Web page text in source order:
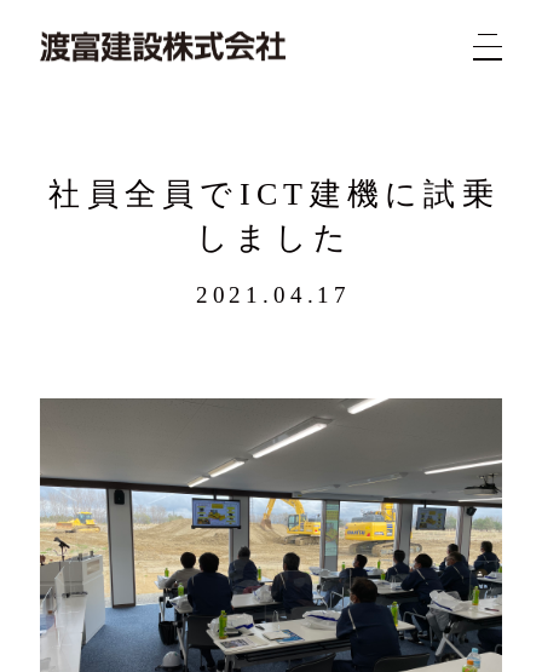
新着 業務 概要
求人 実績 問合
写真
社員全員でICT建機に試乗
しました
2021.04.17